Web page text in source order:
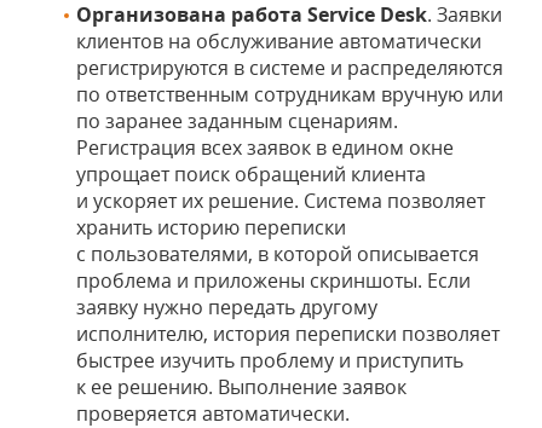
Организована работа Service Desk. Заявки
клиентов на обслуживание автоматически
регистрируются в системе и распределяются
по ответственным сотрудникам вручную или
по заранее заданным сценариям.
Регистрация всех заявок в едином окне
упрощает поиск обращений клиента
и ускоряет их решение. Система позволяет
хранить историю переписки
с пользователями, в которой описывается
проблема и приложены скриншоты. Если
заявку нужно передать другому
исполнителю, история переписки позволяет
быстрее изучить проблему и приступить
к ее решению. Выполнение заявок
проверяется автоматически.